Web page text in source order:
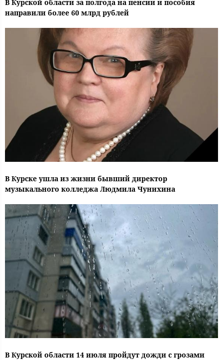
В Курской области за полгода на пенсии и пособия
направили более 60 млрд рублей
В Курске ушла из жизни бывший директор
музыкального колледжа Людмила Чунихина
В Курской области 14 июля пройдут дожди с грозами